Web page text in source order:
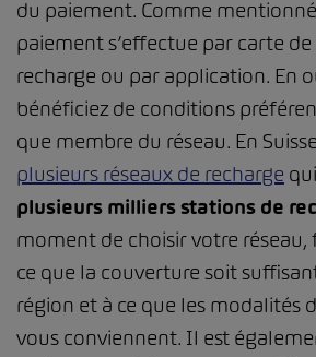
du paiement. Comme
paiement s’effectue par carte
recharge ou par application. En
bénéficiez de conditions
que membre du réseau. En
plusieurs réseaux de recharge
plusieurs milliers stations de
moment de choisir votre
ce que la couverture soit
région et à ce que les modalités
vous conviennent. Il est